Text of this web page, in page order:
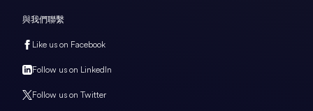
與我們聯繫
Like us on Facebook
Follow us on LinkedIn
Follow us on Twitter